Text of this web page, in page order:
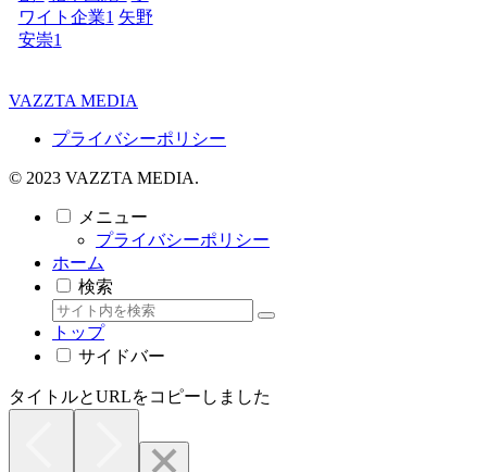
ワイト企業1 矢野
安崇1
VAZZTA MEDIA
プライバシーポリシー
© 2023 VAZZTA MEDIA.
メニュー
プライバシーポリシー
ホーム
検索
トップ
サイドバー
タイトルとURLをコピーしました